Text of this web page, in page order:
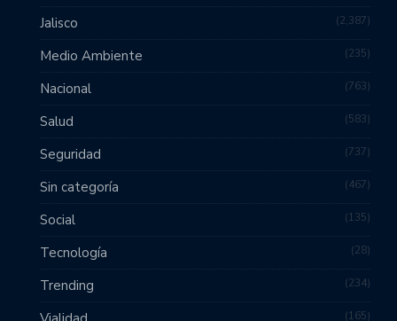
Jalisco 2,387
Medio Ambiente 235
Nacional 763
Salud 583
Seguridad 737
Sin categoría 467
Social 135
Tecnología 28
Trending 234
165